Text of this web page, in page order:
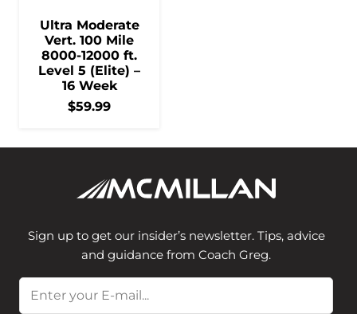
Ultra Moderate
Vert. 100 Mile
8000-12000 ft.
Level 5 (Elite) –
16 Week
$59.99
Sign up to get our insider’s newsletter. Tips, advice
and guidance from Coach Greg.